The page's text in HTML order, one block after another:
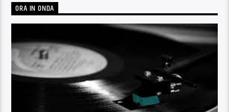
ORA IN ONDA